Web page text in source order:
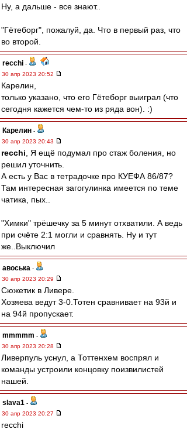
Ну, а дальше - все знают..
"Гётеборг", пожалуй, да. Что в первый раз, что
во второй.
recchi -
30 апр 2023 20:52
Карелин,
только указано, что его Гётеборг выиграл (что
сегодня кажется чем-то из ряда вон). :)
Карелин -
30 апр 2023 20:43
recchi , Я ещё подумал про стаж боления, но
решил уточнить.
А есть у Вас в тетрадочке про КУЕФА 86/87?
Там интересная загогулинка имеется по теме
чатика, пых..
"Химки" трёшечку за 5 минут отхватили. А ведь
при счёте 2:1 могли и сравнять. Ну и тут
же..Выключил
авоська -
30 апр 2023 20:29
Сюжетик в Ливере.
Хозяева ведут 3-0.Тотен сравнивает на 93й и
на 94й пропускает.
mmmmm -
30 апр 2023 20:28
Ливерпуль уснул, а Тоттенхем воспрял и
команды устроили концовку поизвилистей
нашей.
slava1 -
30 апр 2023 20:27
recchi